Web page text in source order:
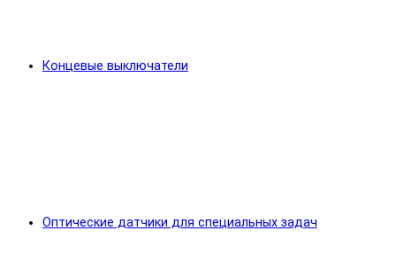
Концевые выключатели
Оптические датчики для специальных задач